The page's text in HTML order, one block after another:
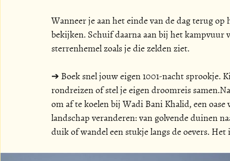
Wanneer je aan het einde van de dag terug
bekijken. Schuif daarna aan bij het kampvuur
sterrenhemel zoals je die zelden ziet.
➔ Boek snel jouw eigen 1001-nacht sprookje.
rondreizen of stel je eigen droomreis samen.Na
om af te koelen bij Wadi Bani Khalid, een
landschap veranderen: van golvende duinen
duik of wandel een stukje langs de oevers.